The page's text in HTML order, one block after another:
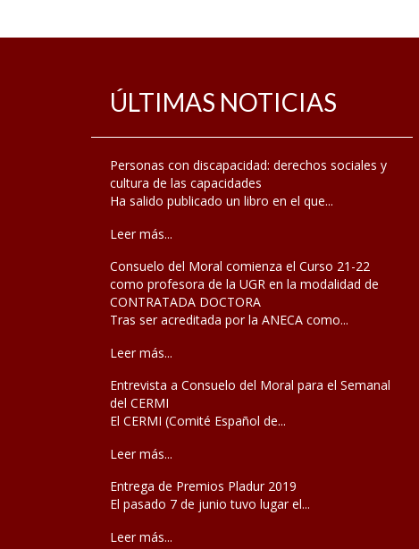
ÚLTIMAS NOTICIAS
Personas con discapacidad: derechos sociales y
cultura de las capacidades
Ha salido publicado un libro en el que...
Leer más...
Consuelo del Moral comienza el Curso 21-22
como profesora de la UGR en la modalidad de
CONTRATADA DOCTORA
Tras ser acreditada por la ANECA como...
Leer más...
Entrevista a Consuelo del Moral para el Semanal
del CERMI
El CERMI (Comité Español de...
Leer más...
Entrega de Premios Pladur 2019
El pasado 7 de junio tuvo lugar el...
Leer más...